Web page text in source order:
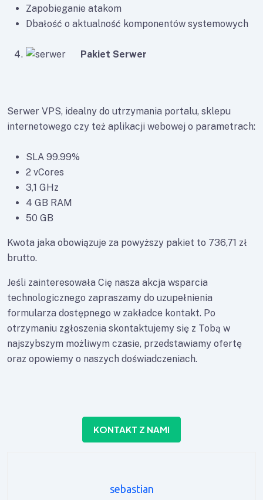
Zapobieganie atakom
Dbałość o aktualność komponentów systemowych
Pakiet Serwer
Serwer VPS, idealny do utrzymania portalu, sklepu
internetowego czy też aplikacji webowej o parametrach:
SLA 99.99%
2 vCores
3,1 GHz
4 GB RAM
50 GB
Kwota jaka obowiązuje za powyższy pakiet to 736,71 zł
brutto.
Jeśli zainteresowała Cię nasza akcja wsparcia
technologicznego zapraszamy do uzupełnienia
formularza dostępnego w zakładce kontakt. Po
otrzymaniu zgłoszenia skontaktujemy się z Tobą w
najszybszym możliwym czasie, przedstawiamy ofertę
oraz opowiemy o naszych doświadczeniach.
KONTAKT Z NAMI
sebastian